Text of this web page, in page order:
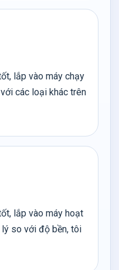
lắp vào máy chạy
các loại khác trên
lắp vào máy hoạt
lý so với độ bền, tôi